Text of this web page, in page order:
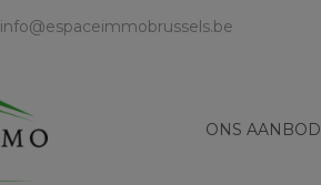
info@espaceimmobrussels.be
ONS AANBOD